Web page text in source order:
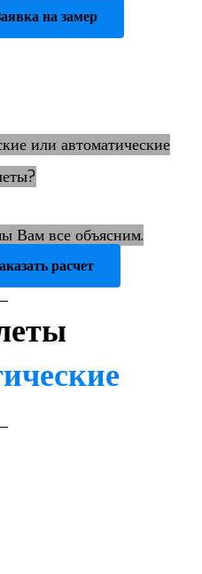
на замер
или автоматические
Вам все объясним.
расчет